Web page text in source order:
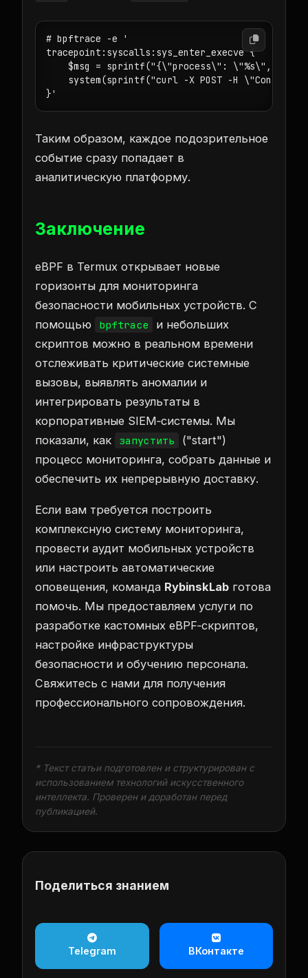
# bpftrace -e '
tracepoint:syscalls:sys_enter_execve {
$msg = sprintf("{\"process\": \"%s\",
system(sprintf("curl -X POST -H \"Content-
Таким образом, каждое подозрительное
событие сразу попадает в
аналитическую платформу.
Заключение
eBPF в Termux открывает новые
горизонты для мониторинга
безопасности мобильных устройств. С
помощью
bpftrace
и небольших
скриптов можно в реальном времени
отслеживать критические системные
вызовы, выявлять аномалии и
интегрировать результаты в
корпоративные SIEM‑системы. Мы
показали, как
запустить
("start")
процесс мониторинга, собрать данные и
обеспечить их непрерывную доставку.
Если вам требуется построить
комплексную систему мониторинга,
провести аудит мобильных устройств
или настроить автоматические
оповещения, команда RybinskLab готова
помочь. Мы предоставляем услуги по
разработке кастомных eBPF‑скриптов,
настройке инфраструктуры
безопасности и обучению персонала.
Свяжитесь с нами для получения
профессионального сопровождения.
* Текст статьи подготовлен и структурирован с
использованием технологий искусственного
интеллекта. Проверен и доработан перед
публикацией.
Поделиться знанием
Telegram ВКонтакте